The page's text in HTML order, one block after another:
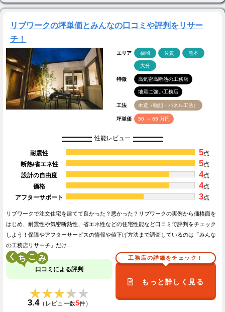
リブワークの坪単価とみんなの口コミや評判をリサー
チ！
エリア 福岡 佐賀 熊本
大分
特徴 高気密高断熱の工務店
地震に強い工務店
工法 木造（軸組・パネル工法）
坪単価 50 ～ 65 万円
性能レビュー
耐震性 5点
断熱/省エネ性
5点
設計の自由度
4点
価格
4点
アフターサポート
3点
リブワークで注文住宅を建てて良かった？悪かった？リブワークの実例から価格面を
はじめ、耐震性や気密断熱性、省エネ性などの住宅性能など口コミで評判をチェック
しよう！保障やアフターサービスの情報や値下げ方法まで調査しているのは「みんな
の工務店リサーチ」だけ…
く こ
口コミによる評判
★★★★★
★★★★★
3.4（レビュー数5件）
工務店の詳細をチェック！
もっと詳しく見る